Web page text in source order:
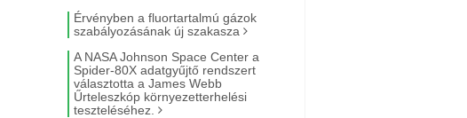
Érvényben a fluortartalmú gázok
szabályozásának új szakasza
A NASA Johnson Space Center a
Spider-80X adatgyűjtő rendszert
választotta a James Webb
Űrteleszkóp környezetterhelési
teszteléséhez.